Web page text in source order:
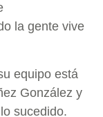
la gente vive
equipo está
González y
sucedido.